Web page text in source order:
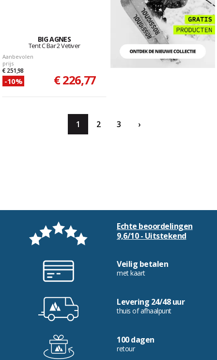
BIG AGNES
Tent C Bar 2 Vetiver
Aanbevolen
prijs
€ 251,98
-10% € 226,77
1 2 3 ›
Echte beoordelingen
9,6/10 - Uitstekend
Veilig betalen
met kaart
Levering 24/48 uur
thuis of afhaalpunt
100 dagen
retour